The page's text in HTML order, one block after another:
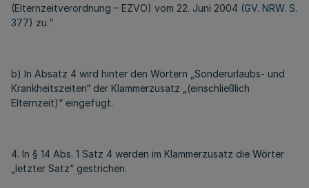
(Elternzeitverordnung – EZVO) vom 22. Juni 2004 (GV. NRW. S.
377) zu.“
b) In Absatz 4 wird hinter den Wörtern „Sonderurlaubs- und
Krankheitszeiten“ der Klammerzusatz „(einschließlich
Elternzeit)“ eingefügt.
4. In § 14 Abs. 1 Satz 4 werden im Klammerzusatz die Wörter
„letzter Satz“ gestrichen.